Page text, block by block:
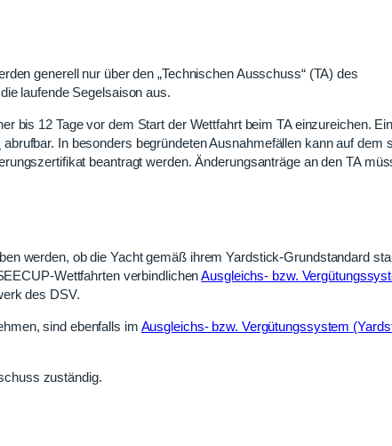
generell nur über den „Technischen Ausschuss“ (TA) des
laufende Segelsaison aus.
bis 12 Tage vor dem Start der Wettfahrt beim TA einzureichen. Ein
abrufbar. In besonders begründeten Ausnahmefällen kann auf dem
beantragt werden. Änderungsanträge an den TA
werden, ob die Yacht gemäß ihrem Yardstick-Grundstandard
Wettfahrten verbindlichenAusgleichs- bzw.
des DSV.
sind ebenfalls im Ausgleichs- bzw. Vergütungssystem
zuständig.